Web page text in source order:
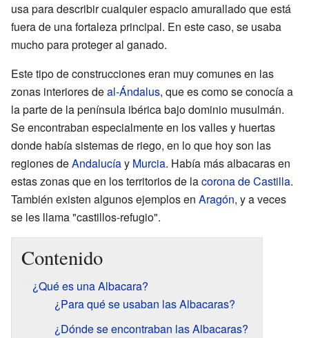
usa para describir cualquier espacio amurallado que está
fuera de una fortaleza principal. En este caso, se usaba
mucho para proteger al ganado.
Este tipo de construcciones eran muy comunes en las
zonas interiores deal-Ándalus, que es como se conocía a
la parte de la península ibérica bajo dominio musulmán.
Se encontraban especialmente en los valles y huertas
donde había sistemas de riego, en lo que hoy son las
regiones deAndalucíay Murcia. Había más albacaras en
estas zonas que en los territorios de lacorona de Castilla.
También existen algunos ejemplos en Aragón, y a veces
se les llama "castillos-refugio".
Contenido
¿Qué es una Albacara?
¿Para qué se usaban las Albacaras?
¿Dónde se encontraban las Albacaras?